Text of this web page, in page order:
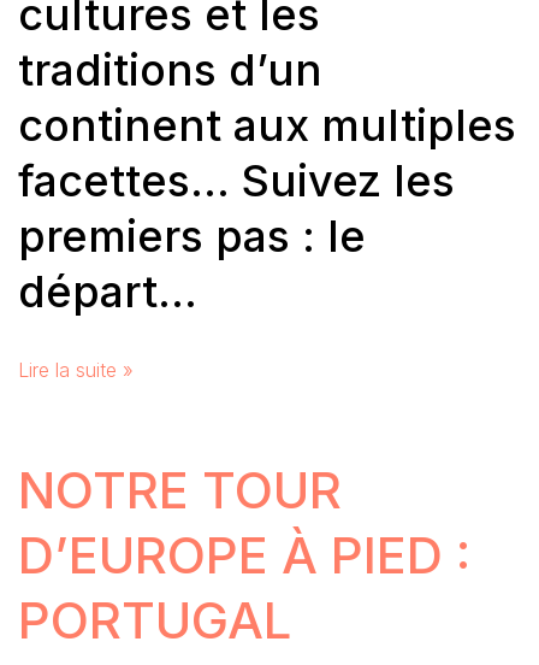
cultures et les
traditions d’un
continent aux multiples
facettes… Suivez les
premiers pas : le
départ…
Lire la suite »
NOTRE TOUR
D’EUROPE À PIED :
PORTUGAL